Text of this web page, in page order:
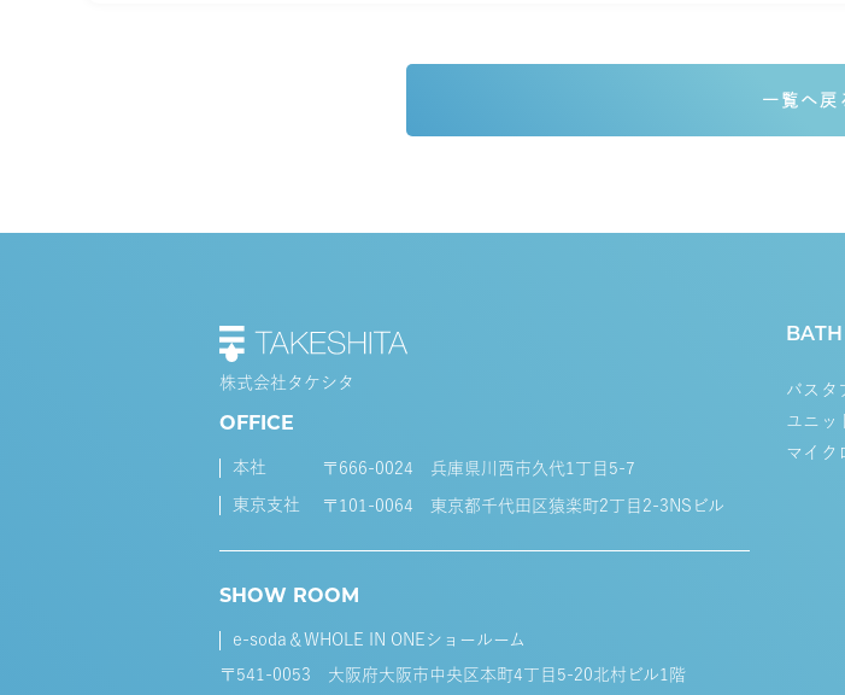
一覧へ戻
株式会社タケシタ
OFFICE
本社 〒666-0024 兵庫県川西市久代1丁目5-7
東京支社 〒101-0064 東京都千代田区猿楽町2丁目2-3NSビル
SHOW ROOM
e-soda＆WHOLE IN ONEショールーム
〒541-0053 大阪府大阪市中央区本町4丁目5-20北村ビル1階
BATH
バスタ
ユニッ
マイク